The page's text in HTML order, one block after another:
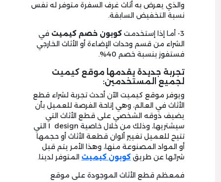
والذي يعرض به أثاث غرف السفرة متوفر له نفس
نسبة التخفيض السابقة.
3- أما إذا إستخدمت كوبون خصم كيميت في
الشراء من قسم وحدات الإضاءة أو الأثاث الخارجي
فستفوز بنسبة خصم 40%.
تجربة جديدة يقدمها موقع كيميت
لجميع المستخدمين:
ويوفر موقع كيميت الآن أحدث تجربة لشراء قطع
الأثاث في العالم، وهي إتاحة الفرصة للعميل بأن
يضيف ذوقه الشخصي على قطع الأثاث التي
سيشتريها، وذلك من خلال خاصية I design التي
تتيح للعميل تغيير ألوان قطعة الأثاث أو حجمها
أو المواد المصنوعة منها، وهذا الأمر يتم قبل
شرائها عن طريق كوبون كيميت المتوفر لدينا.
فمعظم قطع الأثاث الموجودة على موقع